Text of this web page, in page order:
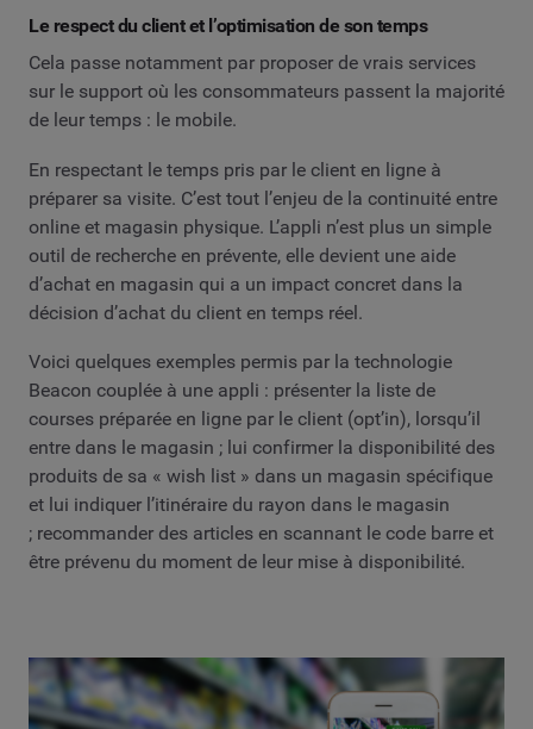
Le respect du client et l’optimisation de son temps
Cela passe notamment par proposer de vrais services
sur le support où les consommateurs passent la majorité
de leur temps : le mobile.
En respectant le temps pris par le client en ligne à
préparer sa visite. C’est tout l’enjeu de la continuité entre
online et magasin physique. L’appli n’est plus un simple
outil de recherche en prévente, elle devient une aide
d’achat en magasin qui a un impact concret dans la
décision d’achat du client en temps réel.
Voici quelques exemples permis par la technologie
Beacon couplée à une appli : présenter la liste de
courses préparée en ligne par le client (opt’in), lorsqu’il
entre dans le magasin ; lui confirmer la disponibilité des
produits de sa « wish list » dans un magasin spécifique
et lui indiquer l’itinéraire du rayon dans le magasin
; recommander des articles en scannant le code barre et
être prévenu du moment de leur mise à disponibilité.